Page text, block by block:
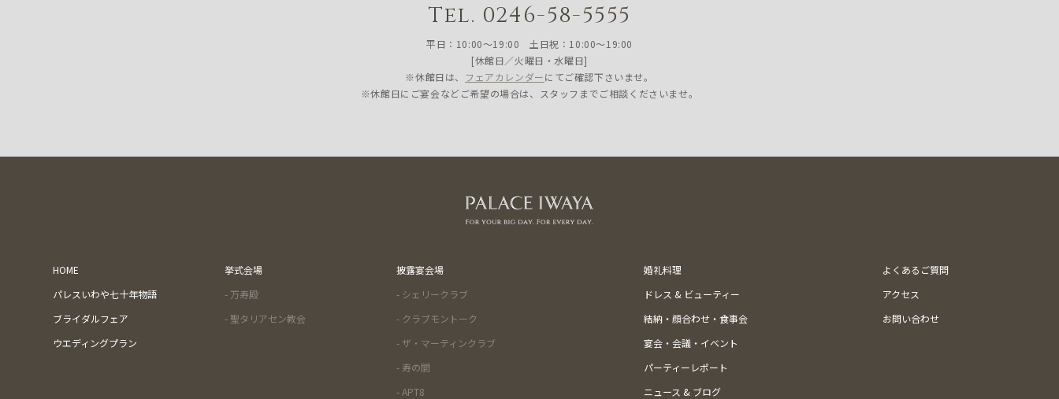
Tel. 0246-58-5555
平日：10:00〜19:00 土日祝：10:00〜19:00
[休館日／火曜日・水曜日]
※休館日は、 フェアカレンダーにてご確認下さいませ。
※休館日にご宴会などご希望の場合は、スタッフまでご相談くださいませ。
HOME
パレスいわや七十年物語
ブライダルフェア
ウエディングプラン
挙式会場
- 万寿殿
- 聖タリアセン教会
披露宴会場
- シェリークラブ
- クラブモントーク
- ザ・マーティンクラブ
- 寿の間
- APT8
婚礼料理
ドレス & ビューティー
結納・顔合わせ・食事会
宴会・会議・イベント
パーティーレポート
ニュース & ブログ
よくあるご質問
アクセス
お問い合わせ